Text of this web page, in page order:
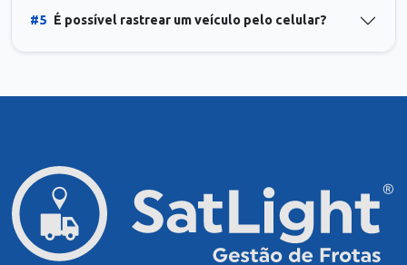
#5 É possível rastrear um veículo pelo celular?